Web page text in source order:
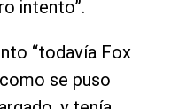
intento”.
“todavía Fox
se puso